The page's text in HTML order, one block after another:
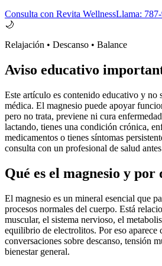
Consulta con Revita WellnessLlama:
🌙
Relajación • Descanso • Balance
Aviso educativo
Este artículo es contenido educativo y no
médica. El magnesio puede apoyar
pero no trata, previene ni cura
lactando, tienes una condición crónica,
medicamentos o tienes síntomas
consulta con un profesional de salud
Qué es el magnesio y
El magnesio es un mineral esencial que
procesos normales del cuerpo. Está
muscular, el sistema nervioso, el
equilibrio de electrolitos. Por eso aparece
conversaciones sobre descanso, tensión
bienestar general.